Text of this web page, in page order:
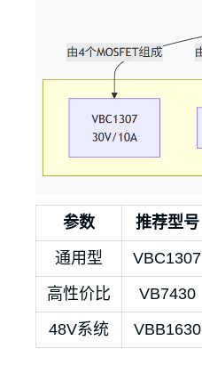
参数
推荐型号
通用型
VBC1307
高性价比
VB7430
48V系统
VBB1630